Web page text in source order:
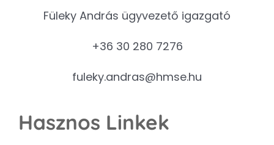
Füleky András ügyvezető igazgató
+36 30 280 7276
fuleky.andras@hmse.hu
Hasznos Linkek